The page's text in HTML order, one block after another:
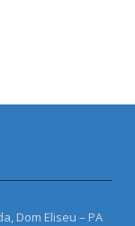
Dom Eliseu – PA